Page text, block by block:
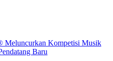
Meluncurkan Kompetisi Musik
Baru